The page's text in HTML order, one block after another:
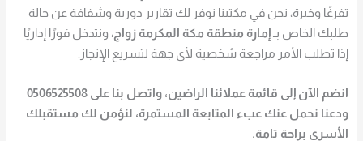
تفرغًا وخبرة، نحن في مكتبنا نوفر لك تقارير دورية وشفافة عن حالة
طلبك الخاص بـإمارة منطقة مكة المكرمة زواج ، ونتدخل فورًا إداريًا
إذا تطلب الأمر مراجعة شخصية لأي جهة لتسريع الإنجاز.
انضم الآن إلى قائمة عملائنا الراضين، واتصل بنا على 0506525508
ودعنا نحمل عنك عبء المتابعة المستمرة، لنؤمن لك مستقبلك
الأسري براحة تامة.